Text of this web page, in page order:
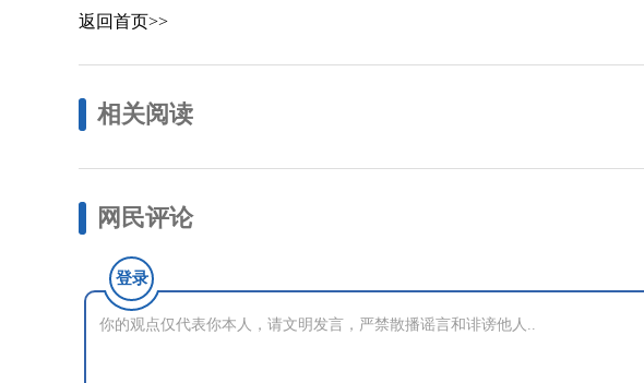
返回首页>>
相关阅读
网民评论
登录